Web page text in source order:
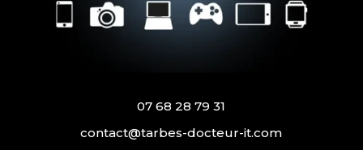
07 68 28 79 31
contact@tarbes-docteur-it.com